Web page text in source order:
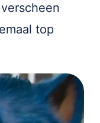
top